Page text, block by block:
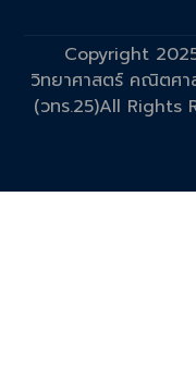
Copyright
วิทยาศาสตร์ คณิตศา
(วทร.25)All Rights